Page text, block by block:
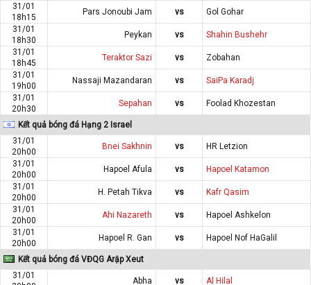
31/01
18h15
Pars Jonoubi Jam vs
Gol Gohar
31/01
18h30
Peykan vs
Shahin Bushehr
31/01
18h45
Teraktor Sazi vs
Zobahan
31/01
19h00
Nassaji Mazandaran vs
SaiPa Karadj
31/01
20h30
Sepahan vs Foolad Khozestan
Kết quả bóng đá Hạng 2 Israel
31/01
20h00
Bnei Sakhnin vs
HR Letzion
31/01
20h00
Hapoel Afula vs
Hapoel Katamon
31/01
20h00
H. Petah Tikva vs
Kafr Qasim
31/01
20h00
Ahi Nazareth vs
Hapoel Ashkelon
31/01
20h00
Hapoel R. Gan vs Hapoel Nof HaGalil
Kết quả bóng đá VĐQG Arập Xeut
31/01
Abha vs Al Hilal